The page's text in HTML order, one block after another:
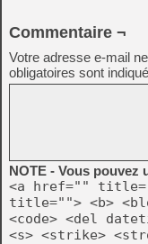
Commentaire ¬
Votre adresse e-mail
obligatoires sont
NOTE - Vous pouvez
<a href=""
title=""> <b>
<code> <del
<s> <strike>